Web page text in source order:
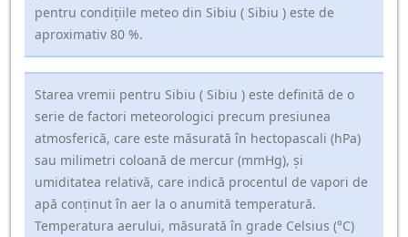
pentru condițiile meteo din Sibiu ( Sibiu ) este de
aproximativ 80 %.
Starea vremii pentru Sibiu ( Sibiu ) este definită de o
serie de factori meteorologici precum presiunea
atmosferică, care este măsurată în hectopascali (hPa)
sau milimetri coloană de mercur (mmHg), și
umiditatea relativă, care indică procentul de vapori de
apă conținut în aer la o anumită temperatură.
Temperatura aerului, măsurată în grade Celsius (°C)